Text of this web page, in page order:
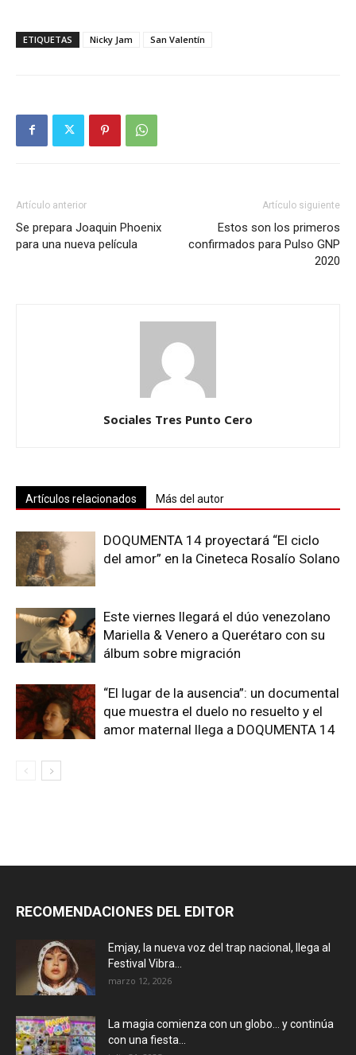
ETIQUETAS Nicky Jam San Valentín
Artículo anterior
Se prepara Joaquin Phoenix
para una nueva película
Artículo siguiente
Estos son los primeros
confirmados para Pulso GNP
2020
Sociales Tres Punto Cero
Artículos relacionados Más del autor
DOQUMENTA 14 proyectará “El ciclo
del amor” en la Cineteca Rosalío Solano
Este viernes llegará el dúo venezolano
Mariella & Venero a Querétaro con su
álbum sobre migración
“El lugar de la ausencia”: un documental
que muestra el duelo no resuelto y el
amor maternal llega a DOQUMENTA 14
RECOMENDACIONES DEL EDITOR
Emjay, la nueva voz del trap nacional, llega al
Festival Vibra...
marzo 12, 2026
La magia comienza con un globo… y continúa
con una fiesta...